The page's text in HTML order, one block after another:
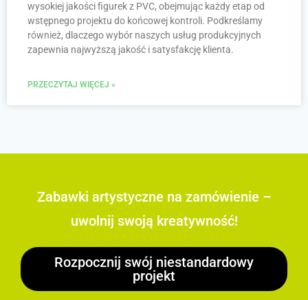
wysokiej jakości figurek z PVC, obejmując każdy etap od
wstępnego projektu do końcowej kontroli. Podkreślamy
również, dlaczego wybór naszych usług produkcyjnych
zapewnia najwyższą jakość i satysfakcję klienta.
PRZECZYTAJ WIĘCEJ »
Zabawki artystyczne na zamówienie –
uwolnij swoją kreatywność!
Rozpocznij swój niestandardowy
projekt